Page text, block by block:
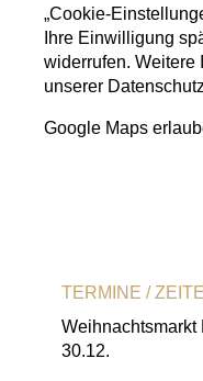
„Cookie-
Ihre Einwilligung
widerrufen. Weitere
unserer
Google Maps
TERMINE /
Weihnachtsmarkt
30.12.